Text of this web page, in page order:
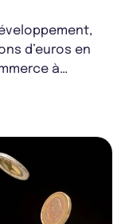
d’euros en
à